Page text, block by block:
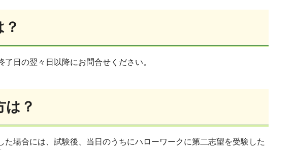
日の翌々日以降にお問合せください。
は？
場合には、試験後、当日のうちにハローワークに第二志望を受験した